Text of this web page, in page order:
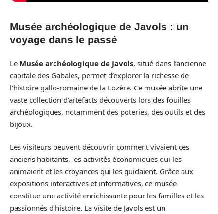
Musée archéologique de Javols : un
voyage dans le passé
Le Musée archéologique de Javols, situé dans l’ancienne
capitale des Gabales, permet d’explorer la richesse de
l’histoire gallo-romaine de la Lozère. Ce musée abrite une
vaste collection d’artefacts découverts lors des fouilles
archéologiques, notamment des poteries, des outils et des
bijoux.
Les visiteurs peuvent découvrir comment vivaient ces
anciens habitants, les activités économiques qui les
animaient et les croyances qui les guidaient. Grâce aux
expositions interactives et informatives, ce musée
constitue une activité enrichissante pour les familles et les
passionnés d’histoire. La visite de Javols est un